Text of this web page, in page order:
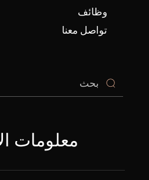
وظائف
تواصل معنا
معلومات